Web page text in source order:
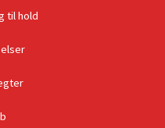
til hold